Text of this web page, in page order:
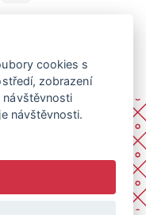
cookies s
zobrazení
návštěvnosti
návštěvnosti.